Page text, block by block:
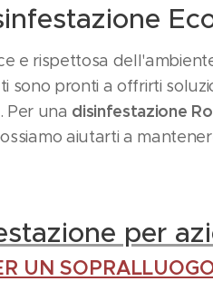
e rispettosa
sono pronti a offrirti
Per una disinfestazione
aiutarti a
per
UN